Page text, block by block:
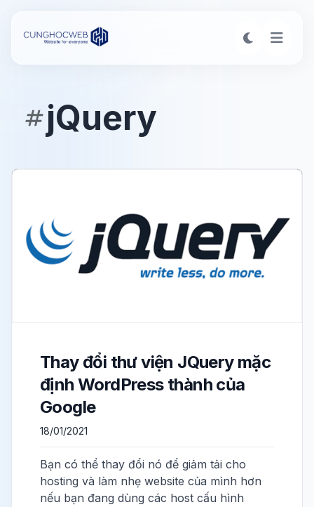
jQuery
Thay đổi thư viện JQuery mặc
định WordPress thành của
Google
18/01/2021
Bạn có thể thay đổi nó để giảm tải cho
hosting và làm nhẹ website của mình hơn
nếu bạn đang dùng các host cấu hình